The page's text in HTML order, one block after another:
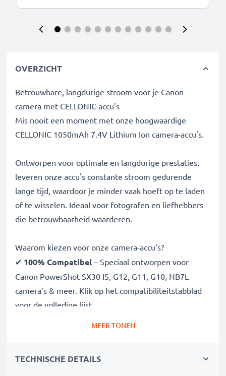
OVERZICHT
Betrouwbare, langdurige stroom voor je Canon
camera met CELLONIC accu's
Mis nooit een moment met onze hoogwaardige
CELLONIC 1050mAh 7.4V Lithium Ion camera-accu's.
Ontworpen voor optimale en langdurige prestaties,
leveren onze accu's constante stroom gedurende
lange tijd, waardoor je minder vaak hoeft op te laden
of te wisselen. Ideaal voor fotografen en liefhebbers
die betrouwbaarheid waarderen.
Waarom kiezen voor onze camera-accu’s?
✔ 100% Compatibel – Speciaal ontworpen voor
Canon PowerShot SX30 IS, G12, G11, G10, NB7L
camera’s & meer. Klik op het compatibiliteitstabblad
voor de volledige lijst
stabiele stroom, lange levensduur en efficiëntie
MEER TONEN
TECHNISCHE DETAILS